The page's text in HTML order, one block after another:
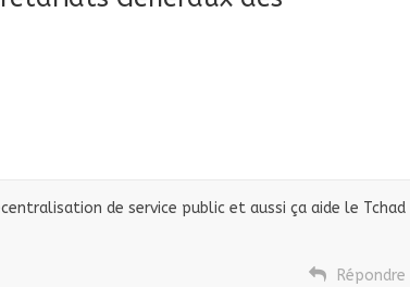
de service public et aussi ça aide le Tchad
Répondre